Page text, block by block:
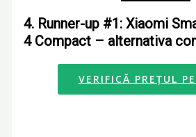
4. Runner-up #1: Xiaomi
4 Compact – alternativa
VERIFICĂ PREȚUL